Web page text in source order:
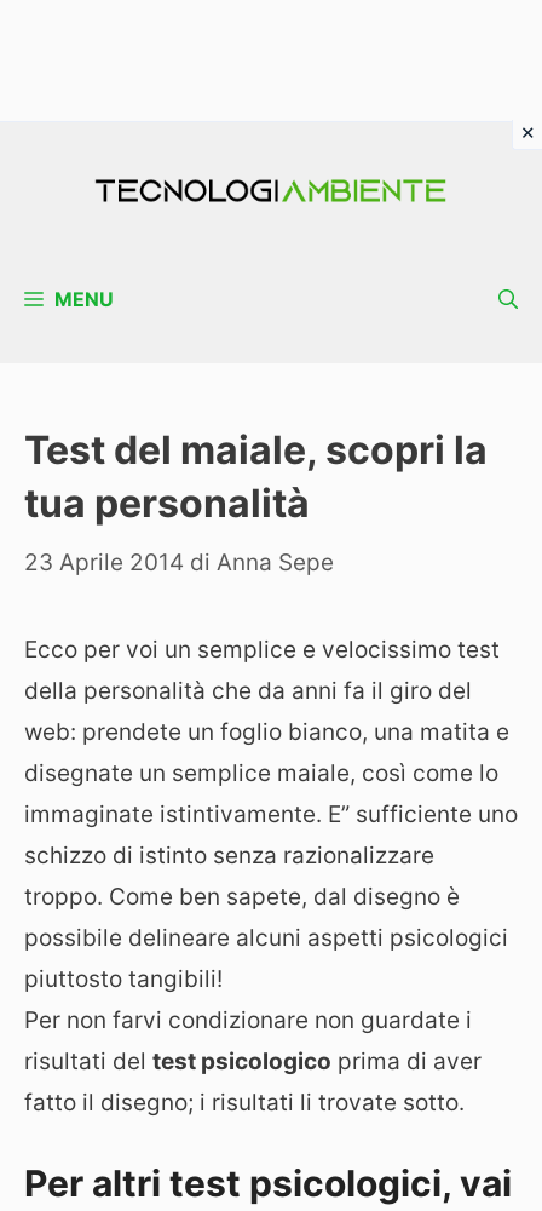
MENU
Test del maiale, scopri la
tua personalità
23 Aprile 2014 di Anna Sepe
Ecco per voi un semplice e velocissimo test
della personalità che da anni fa il giro del
web: prendete un foglio bianco, una matita e
disegnate un semplice maiale, così come lo
immaginate istintivamente. E” sufficiente uno
schizzo di istinto senza razionalizzare
troppo. Come ben sapete, dal disegno è
possibile delineare alcuni aspetti psicologici
piuttosto tangibili!
Per non farvi condizionare non guardate i
risultati del test psicologico prima di aver
fatto il disegno; i risultati li trovate sotto.
Per altri test psicologici, vai